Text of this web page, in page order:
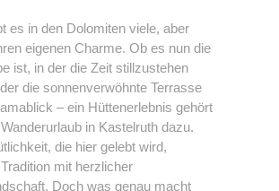
es in den Dolomiten viele, aber
eigenen Charme. Ob es nun die
ist, in der die Zeit stillzustehen
die sonnenverwöhnte Terrasse
– ein Hüttenerlebnis gehört
in Kastelruth dazu.
die hier gelebt wird,
mit herzlicher
Doch was genau macht